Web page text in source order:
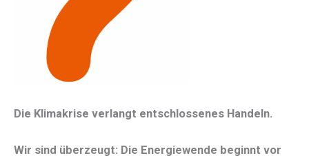
Die Klimakrise verlangt entschlossenes Handeln.
Wir sind überzeugt: Die Energiewende beginnt vor